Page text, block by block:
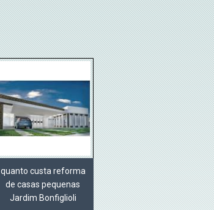
quanto custa reforma
de casas pequenas
Jardim Bonfiglioli